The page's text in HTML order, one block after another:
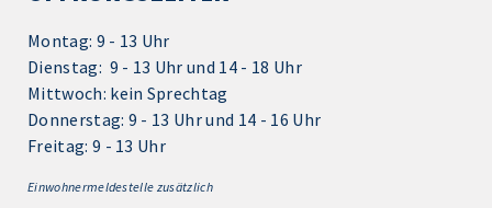
Montag: 9 - 13 Uhr
Dienstag: 9 - 13 Uhr und 14 - 18 Uhr
Mittwoch: kein Sprechtag
Donnerstag: 9 - 13 Uhr und 14 - 16 Uhr
Freitag: 9 - 13 Uhr
Einwohnermeldestelle zusätzlich